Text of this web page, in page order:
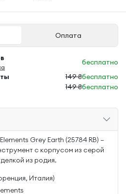
Оплата
бесплатно
149 ₴бесплатно
149 ₴бесплатно
Grey Earth (25784 RB) —
с корпусом из серой
из родия.
Италия)